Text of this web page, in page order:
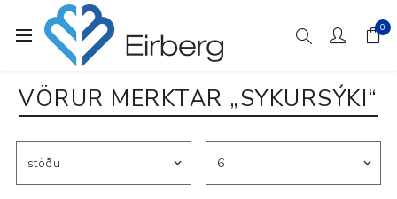
0
VÖRUR MERKTAR „SYKURSÝKI“